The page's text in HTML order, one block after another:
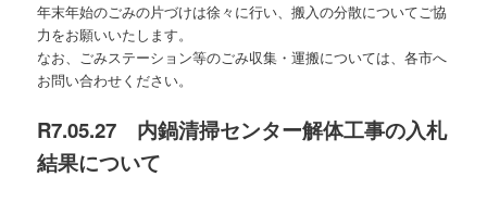
年末年始のごみの片づけは徐々に行い、搬入の分散についてご協
力をお願いいたします。
なお、ごみステーション等のごみ収集・運搬については、各市へ
お問い合わせください。
R7.05.27 内鍋清掃センター解体工事の入札
結果について